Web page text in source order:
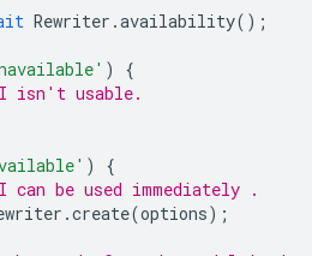
Rewriter .availability();
)
{
isn't usable.
)
{
can be used immediately .
.create(options);